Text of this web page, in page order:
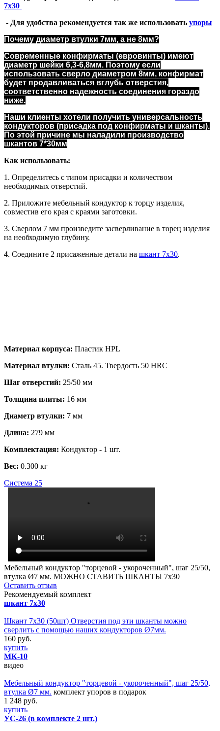
7х30
- Для удобства рекомендуется так же использовать упоры
Почему диаметр втулки 7мм, а не 8мм?
Современные конфирматы (евровинты) имеют
диаметр шейки 6,3-6,8мм. Поэтому если
использовать сверло диаметром 8мм, конфирмат
будет продавливаться вглубь отверстия,
соответственно надежность соединения гораздо
ниже.
Наши клиенты хотели получить универсальность
кондукторов (присадка под конфирматы и шканты).
По этой причине мы наладили производство
шкантов 7*30мм
Как использовать:
1. Определитесь с типом присадки и количеством
необходимых отверстий.
2. Приложите мебельный кондуктор к торцу изделия,
совместив его края с краями заготовки.
3. Сверлом 7 мм произведите засверливание в торец изделия
на необходимую глубину.
4. Соедините 2 присаженные детали на шкант 7х30.
Материал корпуса: Пластик HPL
Материал втулки: Сталь 45. Твердость 50 HRC
Шаг отверстий: 25/50 мм
Толщина плиты: 16 мм
Диаметр втулки: 7 мм
Длина: 279 мм
Комплектация: Кондуктор - 1 шт.
Вес: 0.300 кг
Система 25
Мебельный кондуктор "торцевой - укороченный", шаг 25/50,
втулка Ø7 мм. МОЖНО СТАВИТЬ ШКАНТЫ 7х30
Оставить отзыв
Рекомендуемый комплект
шкант 7х30
Шкант 7х30 (50шт) Отверстия под эти шканты можно
сверлить с помощью наших кондукторов Ø7мм.
160 руб.
купить
МК-10
видео
Мебельный кондуктор "торцевой - укороченный", шаг 25/50,
втулка Ø7 мм. комплект упоров в подарок
1 248 руб.
купить
УС-26 (в комплекте 2 шт.)